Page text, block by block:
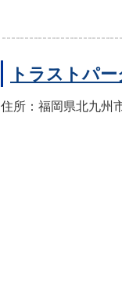
トラストパ
住所：福岡県北九州